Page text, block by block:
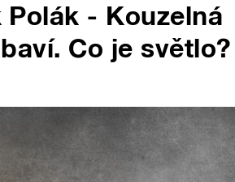
- Kouzelná
Co je světlo?